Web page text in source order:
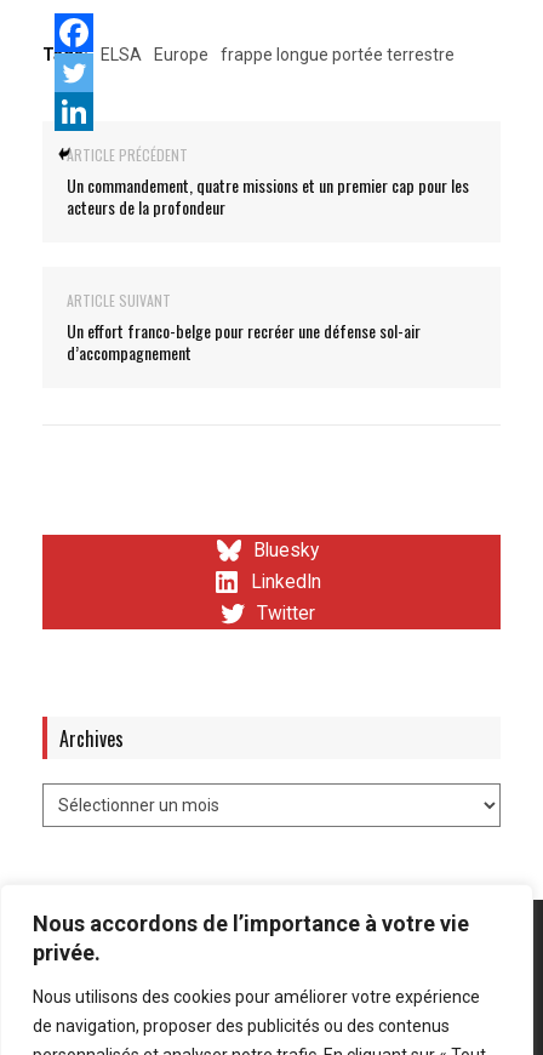
Nous accordons de l’importance à votre vie
privée.
Nous utilisons des cookies pour améliorer votre expérience
de navigation, proposer des publicités ou des contenus
Tags: ELSA Europe frappe longue portée terrestre
ARTICLE PRÉCÉDENT
Un commandement, quatre missions et un premier cap pour les
acteurs de la profondeur
ARTICLE SUIVANT
Un effort franco-belge pour recréer une défense sol-air
d’accompagnement
Bluesky
LinkedIn
Twitter
Archives
Mentions légales Politique de confidentialité